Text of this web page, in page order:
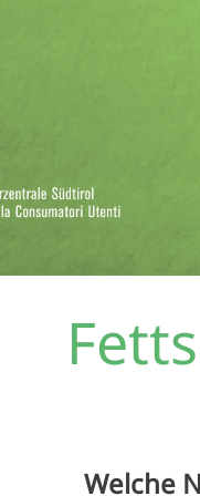
Welche